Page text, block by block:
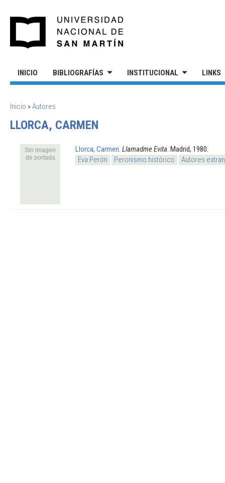
INICIO BIBLIOGRAFÍAS INSTITUCIONAL LINKS
SE ENCUENTRA USTED AQUÍ
Inicio »Autores
LLORCA, CARMEN
Sin imagen
de portada
Llorca, Carmen Llamadme Evita . Madrid, 1980.
Eva Perón
Peronismo histórico Autores